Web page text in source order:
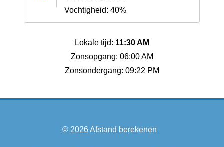
Vochtigheid: 40%
Lokale tijd: 11:30 AM
Zonsopgang: 06:00 AM
Zonsondergang: 09:22 PM
© 2026Afstand berekenen